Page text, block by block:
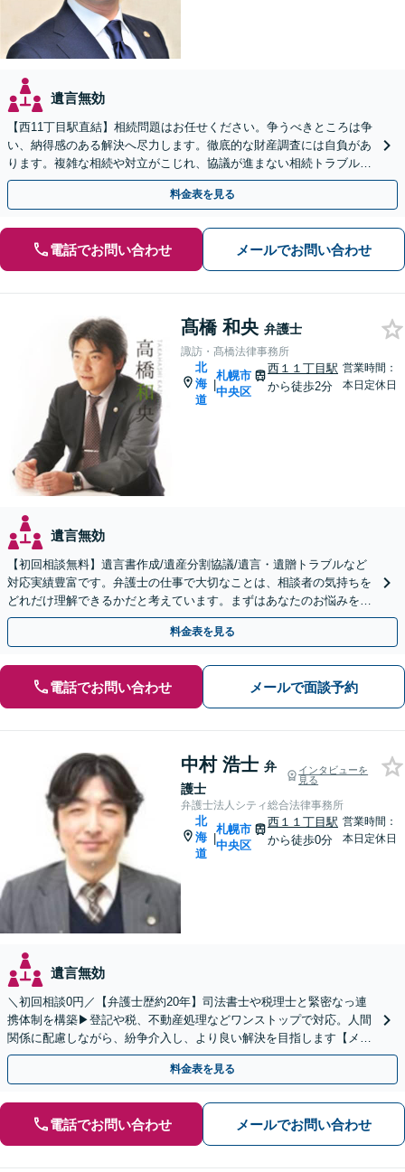
遺言無効
【西11丁目駅直結】相続問題はお任せください。争うべきところは争
い、納得感のある解決へ尽力します。徹底的な財産調査には自負があ
ります。複雑な相続や対立がこじれ、協議が進まない相続トラブルも
ぜひご相談ください。【土日祝・夜間相談対応可能】
料金表を見る
電話でお問い合わせ メールでお問い合わせ
髙橋 和央 弁護士
諏訪・髙橋法律事務所
北
海
道
|
札幌市
中央区
西１１丁目駅
から徒歩2分
営業時間：
本日定休日
遺言無効
【初回相談無料】遺言書作成/遺産分割協議/遺言・遺贈トラブルなど
対応実績豊富です。弁護士の仕事で大切なことは、相談者の気持ちを
どれだけ理解できるかだと考えています。まずはあなたのお悩みを聞
かせてください。
料金表を見る
電話でお問い合わせ メールで面談予約
中村 浩士 弁
護士
インタビューを
見る
弁護士法人シティ総合法律事務所
北
海
道
|
札幌市
中央区
西１１丁目駅
から徒歩0分
営業時間：
本日定休日
遺言無効
＼初回相談0円／【弁護士歴約20年】司法書士や税理士と緊密なっ連
携体制を構築▶︎登記や税、不動産処理などワンストップで対応。人間
関係に配慮しながら、紛争介入し、より良い解決を目指します【メデ
ィア出演実績多数】【西11丁目駅直結】
料金表を見る
電話でお問い合わせ メールでお問い合わせ